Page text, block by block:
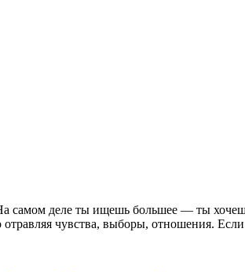
самом деле ты ищешь большее — ты
чувства, выборы, отношения.